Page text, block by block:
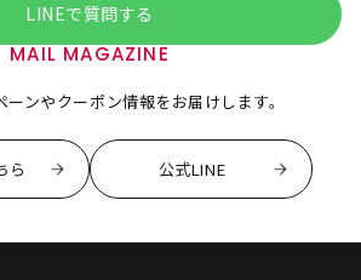
LINEで質問する
MAIL MAGAZINE
ンやクーポン情報をお届けします。
ら 公式LINE